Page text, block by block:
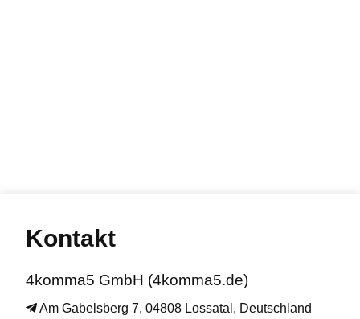
Kontakt
4komma5 GmbH (4komma5.de)
Am Gabelsberg 7, 04808 Lossatal, Deutschland